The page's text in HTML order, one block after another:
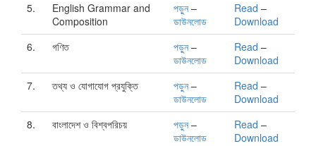
5.
English Grammar and
Composition
পড়ুন–
ডাউনলোড
Read –
Download
6.
গণিত পড়ুন–
ডাউনলোড
Read –
Download
7.
তথ্য ও যোগাযোগ প্রযুক্তি পড়ুন–
ডাউনলোড
Read –
Download
8.
বাংলাদেশ ও বিশ্বপরিচয় পড়ুন–
ডাউনলোড
Read –
Download